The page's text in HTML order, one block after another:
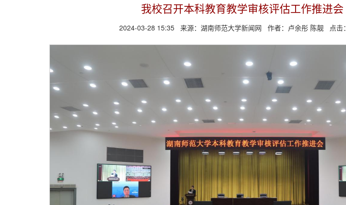
我校召开本科教育教学审核评估工作推进会
2024-03-28 15:35来源： 湖南师范大学新闻网 作者： 卢余彤 陈靓点击：